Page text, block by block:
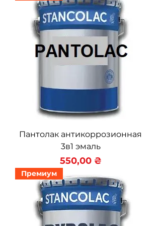
Пантолак антикоррозионная
3в1 эмаль
Цена
550,00 ₴
Премиум